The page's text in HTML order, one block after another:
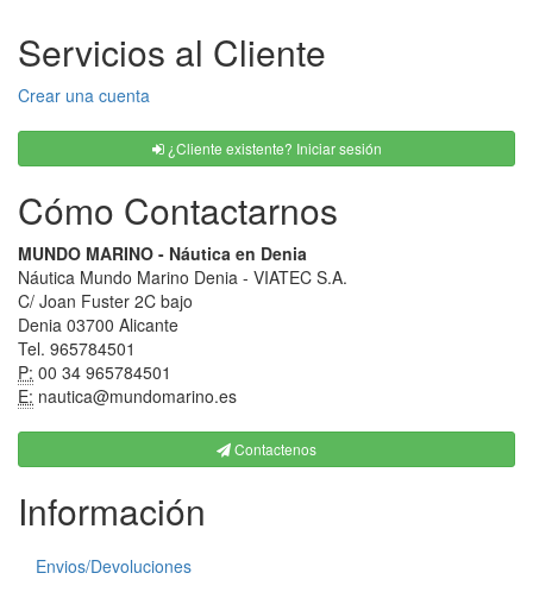
Servicios al Cliente
Crear una cuenta
¿Cliente existente? Iniciar sesión
Cómo Contactarnos
MUNDO MARINO - Náutica en Denia
Náutica Mundo Marino Denia - VIATEC S.A.
C/ Joan Fuster 2C bajo
Denia 03700 Alicante
Tel. 965784501
P: 00 34 965784501
E: nautica@mundomarino.es
Contactenos
Información
Envios/Devoluciones